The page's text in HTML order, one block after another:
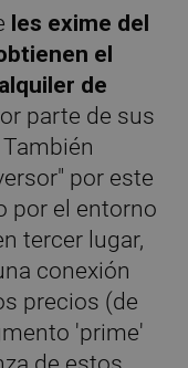
les exime del
el
de
parte de sus
por este
por el entorno
tercer lugar,
conexión
precios (de
'prime'